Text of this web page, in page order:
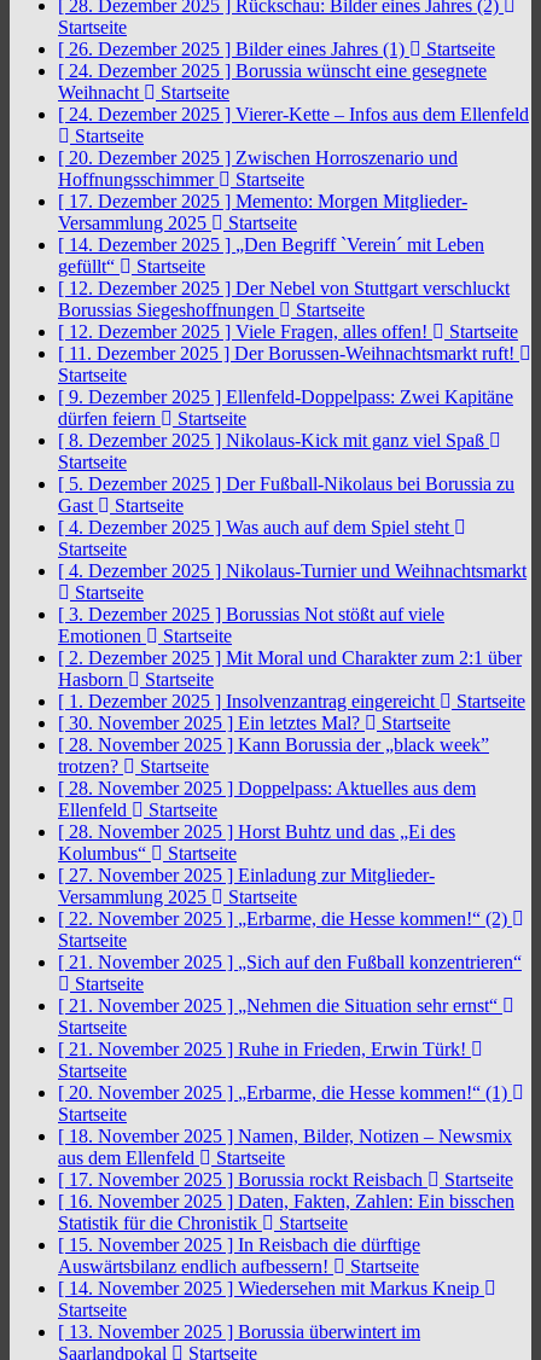
[ 28. Dezember 2025 ] Rückschau: Bilder eines Jahres (2)
Startseite
[ 26. Dezember 2025 ] Bilder eines Jahres (1)
Startseite
[ 24. Dezember 2025 ] Borussia wünscht eine gesegnete
Weihnacht
Startseite
[ 24. Dezember 2025 ] Vierer-Kette – Infos aus dem Ellenfeld
Startseite
[ 20. Dezember 2025 ] Zwischen Horroszenario und
Hoffnungsschimmer
Startseite
[ 17. Dezember 2025 ] Memento: Morgen Mitglieder-
Versammlung 2025
Startseite
[ 14. Dezember 2025 ] „Den Begriff `Verein´ mit Leben
gefüllt“
Startseite
[ 12. Dezember 2025 ] Der Nebel von Stuttgart verschluckt
Borussias Siegeshoffnungen
Startseite
[ 12. Dezember 2025 ] Viele Fragen, alles offen!
Startseite
[ 11. Dezember 2025 ] Der Borussen-Weihnachtsmarkt ruft!
Startseite
[ 9. Dezember 2025 ] Ellenfeld-Doppelpass: Zwei Kapitäne
dürfen feiern
Startseite
[ 8. Dezember 2025 ] Nikolaus-Kick mit ganz viel Spaß
Startseite
[ 5. Dezember 2025 ] Der Fußball-Nikolaus bei Borussia zu
Gast
Startseite
[ 4. Dezember 2025 ] Was auch auf dem Spiel steht
Startseite
[ 4. Dezember 2025 ] Nikolaus-Turnier und Weihnachtsmarkt
Startseite
[ 3. Dezember 2025 ] Borussias Not stößt auf viele
Emotionen
Startseite
[ 2. Dezember 2025 ] Mit Moral und Charakter zum 2:1 über
Hasborn
Startseite
[ 1. Dezember 2025 ] Insolvenzantrag eingereicht
Startseite
[ 30. November 2025 ] Ein letztes Mal?
Startseite
[ 28. November 2025 ] Kann Borussia der „black week”
trotzen?
Startseite
[ 28. November 2025 ] Doppelpass: Aktuelles aus dem
Ellenfeld
Startseite
[ 28. November 2025 ] Horst Buhtz und das „Ei des
Kolumbus“
Startseite
[ 27. November 2025 ] Einladung zur Mitglieder-
Versammlung 2025
Startseite
[ 22. November 2025 ] „Erbarme, die Hesse kommen!“ (2)
Startseite
[ 21. November 2025 ] „Sich auf den Fußball konzentrieren“
Startseite
[ 21. November 2025 ] „Nehmen die Situation sehr ernst“
Startseite
[ 21. November 2025 ] Ruhe in Frieden, Erwin Türk!
Startseite
[ 20. November 2025 ] „Erbarme, die Hesse kommen!“ (1)
Startseite
[ 18. November 2025 ] Namen, Bilder, Notizen – Newsmix
aus dem Ellenfeld
Startseite
[ 17. November 2025 ] Borussia rockt Reisbach
Startseite
[ 16. November 2025 ] Daten, Fakten, Zahlen: Ein bisschen
Statistik für die Chronistik
Startseite
[ 15. November 2025 ] In Reisbach die dürftige
Auswärtsbilanz endlich aufbessern!
Startseite
[ 14. November 2025 ] Wiedersehen mit Markus Kneip
Startseite
[ 13. November 2025 ] Borussia überwintert im
Saarlandpokal
Startseite